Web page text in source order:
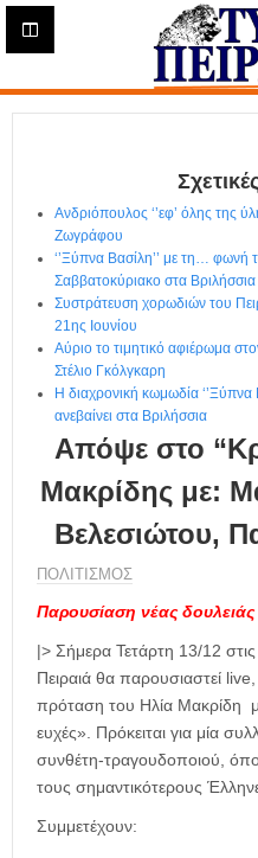
Η
ε
ρ
Ανδριόπουλος ‘’εφ’ όλης της
Ζωγράφου
‘’Ξύπνα Βασίλη’’ με τη…
Σαββατοκύριακο στα Βριλήσσια
Συστράτευση χορωδιών του
21ης Ιουνίου
Αύριο το τιμητικό αφιέρωμα
Στέλιο Γκόλγκαρη
Η διαχρονική κωμωδία
ανεβαίνει στα Βριλήσσια
Απόψε στο
Μακρίδης με:
Βελεσιώτου,
ΠΟΛΙΤΙΣΜΟΣ
Παρουσίαση νέας δουλειάς
|> Σήμερα Τετάρτη 13/12
Πειραιά θα παρουσιαστεί
πρόταση του Ηλία Μακρίδη
ευχές». Πρόκειται για μία
συνθέτη-τραγουδοποιού,
τους σημαντικότερους
Συμμετέχουν: